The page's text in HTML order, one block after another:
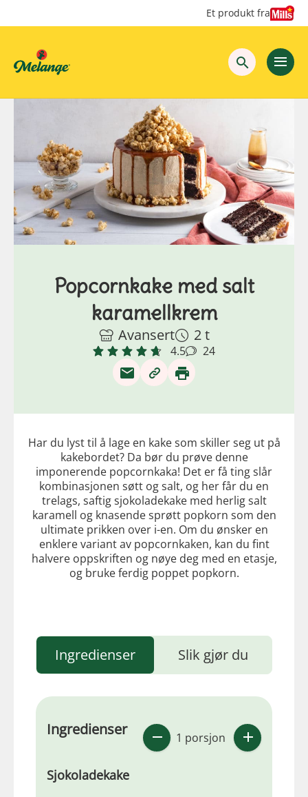
Et produkt fra
Popcornkake med salt
karamellkrem
Avansert 2 t
4.5 24
Har du lyst til å lage en kake som skiller seg ut på
kakebordet? Da bør du prøve denne
imponerende popcornkaka! Det er få ting slår
kombinasjonen søtt og salt, og her får du en
trelags, saftig sjokoladekake med herlig salt
karamell og knasende sprøtt popkorn som den
ultimate prikken over i-en. Om du ønsker en
enklere variant av popcornkaken, kan du fint
halvere oppskriften og nøye deg med en etasje,
og bruke ferdig poppet popkorn.
Ingredienser Slik gjør du
Ingredienser 1 porsjon
Sjokoladekake